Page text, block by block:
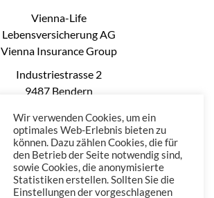
Vienna-Life
Lebensversicherung AG
Vienna Insurance Group
Industriestrasse 2
9487 Bendern
Phone: +423 235 0660
Telefax: +423 235 0669
Mail: office@vienna-life.li
Wir verwenden Cookies, um ein
optimales Web-Erlebnis bieten zu
können. Dazu zählen Cookies, die für
den Betrieb der Seite notwendig sind,
sowie Cookies, die anonymisierte
Statistiken erstellen. Sollten Sie die
Einstellungen der vorgeschlagenen